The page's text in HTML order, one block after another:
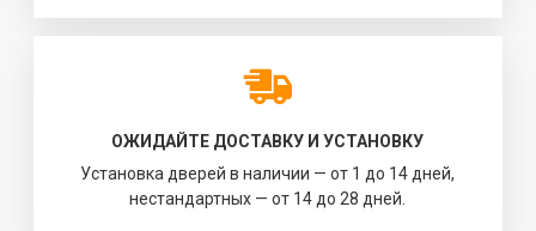
ОЖИДАЙТЕ ДОСТАВКУ И УСТАНОВКУ
Установка дверей в наличии — от 1 до 14 дней,
нестандартных — от 14 до 28 дней.